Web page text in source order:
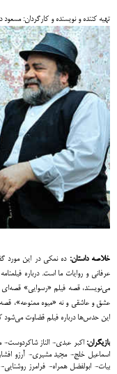
تهیه کننده و نویسنده و کارگردان: مسعود
خلاصه داستان: ده نمکی در این مورد
عرفانی و روایات ما است. درباره
می‌نویسند، قصه فیلم «رسوایی»
عشق و عاشقی و نه «میوه ممنوعه»،
این حدس‌ها درباره فیلم قضاوت می‌شود
بازیگران: اکبر عبدی- الناز شاکردوست-
اسماعیل خلج- مجید مشیری- آرزو
بیات- ابولفضل همراه- فرامرز